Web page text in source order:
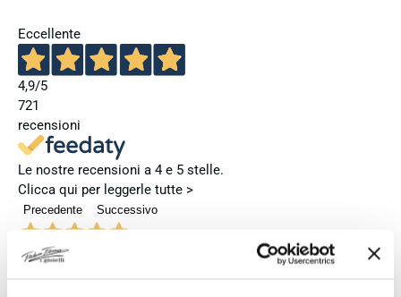
Eccellente
4,9/5
721
recensioni
Le nostre recensioni a 4 e 5 stelle.
Clicca qui per leggerle tutte >
Precedente Successivo
3 Giorni Fa